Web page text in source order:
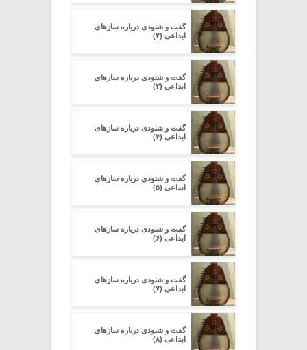
گفت و شنودی درباره سازهای
ابداعی (۲)
گفت و شنودی درباره سازهای
ابداعی (۳)
گفت و شنودی درباره سازهای
ابداعی (۴)
گفت و شنودی درباره سازهای
ابداعی (۵)
گفت و شنودی درباره سازهای
ابداعی (۶)
گفت و شنودی درباره سازهای
ابداعی (۷)
گفت و شنودی درباره سازهای
ابداعی (۸)